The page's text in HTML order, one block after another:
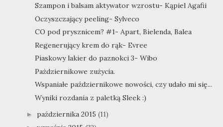
Szampon i balsam aktywator wzrostu- Kąpiel Agafii
Oczyszczający peeling- Sylveco
CO pod prysznicem? #1- Apart, Bielenda, Balea
Regenerujący krem do rąk- Evree
Piaskowy lakier do paznokci 3- Wibo
Pażdziernikowe zużycia.
Wspaniałe październikowe nowości, czy udało mi się...
Wyniki rozdania z paletką Sleek :)
► października 2015 (11)